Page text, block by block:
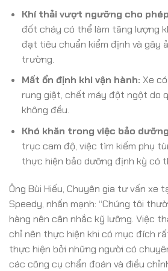
Khí thải vượt ngưỡng cho
đốt cháy có thể làm tăng lượng
đạt tiêu chuẩn kiểm định và gây
trường.
Mất ổn định khi vận hành: Xe
rung giật, chết máy đột ngột do
không đều.
Khó khăn trong việc bảo
trục cam độ, việc tìm kiếm phụ
thực hiện bảo dưỡng định kỳ có
Ông Bùi Hiếu, Chuyên gia tư vấn xe
Speedy, nhấn mạnh: “Chúng tôi
hàng nên cân nhắc kỹ lưỡng. Việc
chỉ nên thực hiện khi có mục đích
thực hiện bởi những người có
các công cụ chẩn đoán và điều